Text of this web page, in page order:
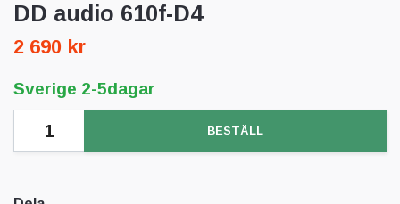
DD audio 610f-D4
2 690 kr
Sverige 2-5dagar
BESTÄLL